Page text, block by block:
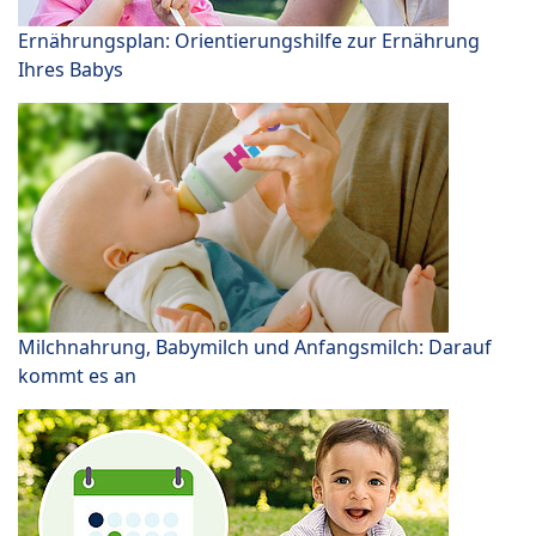
Ernährungsplan: Orientierungshilfe zur Ernährung
Ihres Babys
Milchnahrung, Babymilch und Anfangsmilch: Darauf
kommt es an